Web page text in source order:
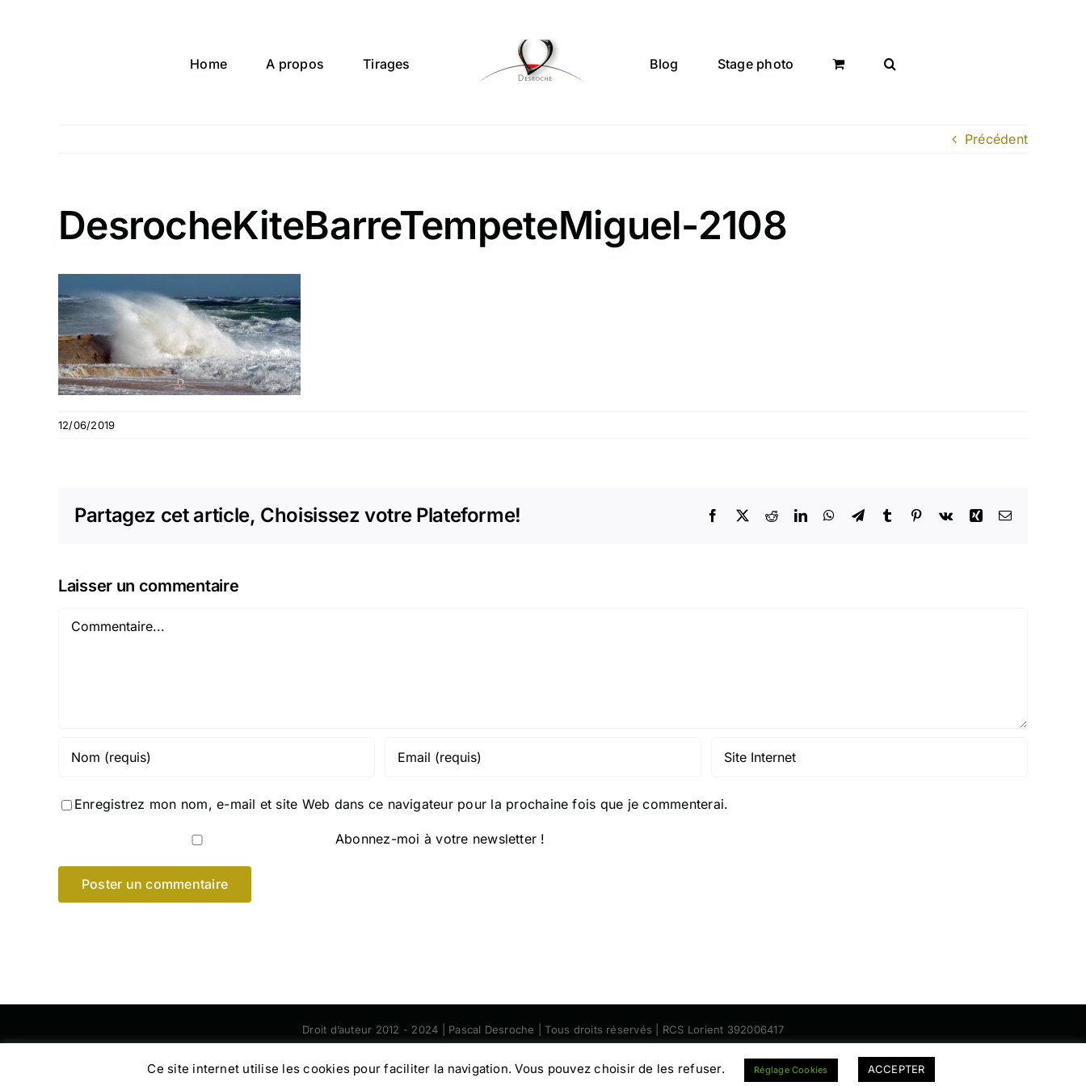
Home A propos Tirages Blog Stage photo
Précédent
DesrocheKiteBarreTempeteMiguel-2108
12/06/2019
Partagez cet article, Choisissez votre Plateforme! Facebook
X RedditLinkedInWhatsApp
TelegramTumblr Pinterest
Vk Xing Email
Laisser un commentaire
Commentaire
Enregistrez mon nom, e-mail et site Web dans ce navigateur pour la prochaine fois que je commenterai.
Abonnez-moi à votre newsletter !
Droit d’auteur 2012 - 2024 | Pascal Desroche | Tous droits réservés | RCS Lorient 392006417
FacebookInstagram
Ce site internet utilise les cookies pour faciliter la navigation. Vous pouvez choisir de les refuser. Réglage Cookies ACCEPTER